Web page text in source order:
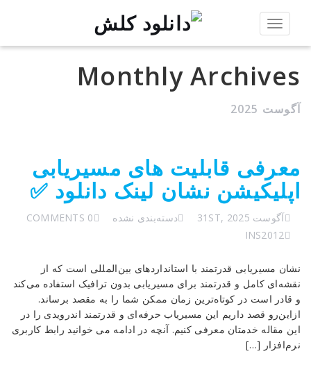
Toggle
Monthly Archives
آگوست 2025
معرفی قابلیت های مسیریابی
اپلیکیشن نشان لینک دانلود ✅
آگوست 31ST, 2025 دسته‌بندی نشده
0 COMMENTS
INS2012
نشان مسیریابی قدرتمند با استانداردهای بین‌المللی است که از
نقشه‌ای کامل و قدرتمند برای مسیریابی بدون ترافیک استفاده می‌کند
و قادر است در کوتاه‌ترین زمان ممکن شما را به مقصد برساند.
ازاین‌رو قصد داریم این مسیریاب حرفه‌ای و قدرتمند اندرویدی را در
این مقاله خدمتان معرفی کنیم. آنچه در ادامه می خوانید رابط کاربری
نرم‌افزار […]